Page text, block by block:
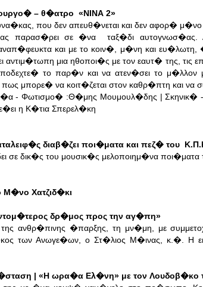
– θ�ατρο «ΝΙΝΑ 2»
που δεν απευθ�νεται και δεν αφορ�
παρασ�ρει σε �να ταξ�δι αυτογνωσ�ας.
και με το κοιν�, μ�νη και
μια ηθοποι�ς με τον εαυτ� της, τις
το παρ�ν και να ατεν�σει το
μπορε� να κοιτ�ζεται στον καθρ�πτη και να
- Φωτισμο� :Θ�μης Μουμουλ�δης | Σκηνικ�
η Κ�τια Σπερελ�κη
διαβ�ζει ποι�ματα και πεζ� του
δικ�ς του μουσικ�ς μελοποιημ�να ποι�ματα
Χατζιδ�κι
δρ�μος προς την αγ�πη»
ανθρ�πινης �παρξης, τη μν�μη, με
των Ανωγε�ων, ο Στ�λιος Μ�ινας, κ.�. Η
| «Η ωρα�α Ελ�νη» με τον